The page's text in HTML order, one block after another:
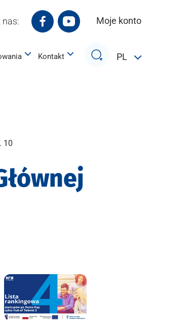
nas:
Białostocki Park Naukowo-
Białostocki Park Naukowo-
Moje konto
Kontakt
Szukaj
PL
10